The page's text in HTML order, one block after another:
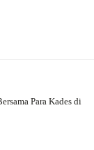
Para Kades di